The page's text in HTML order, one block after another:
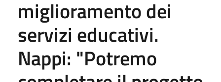
miglioramento dei
servizi educativi.
Nappi: "Potremo